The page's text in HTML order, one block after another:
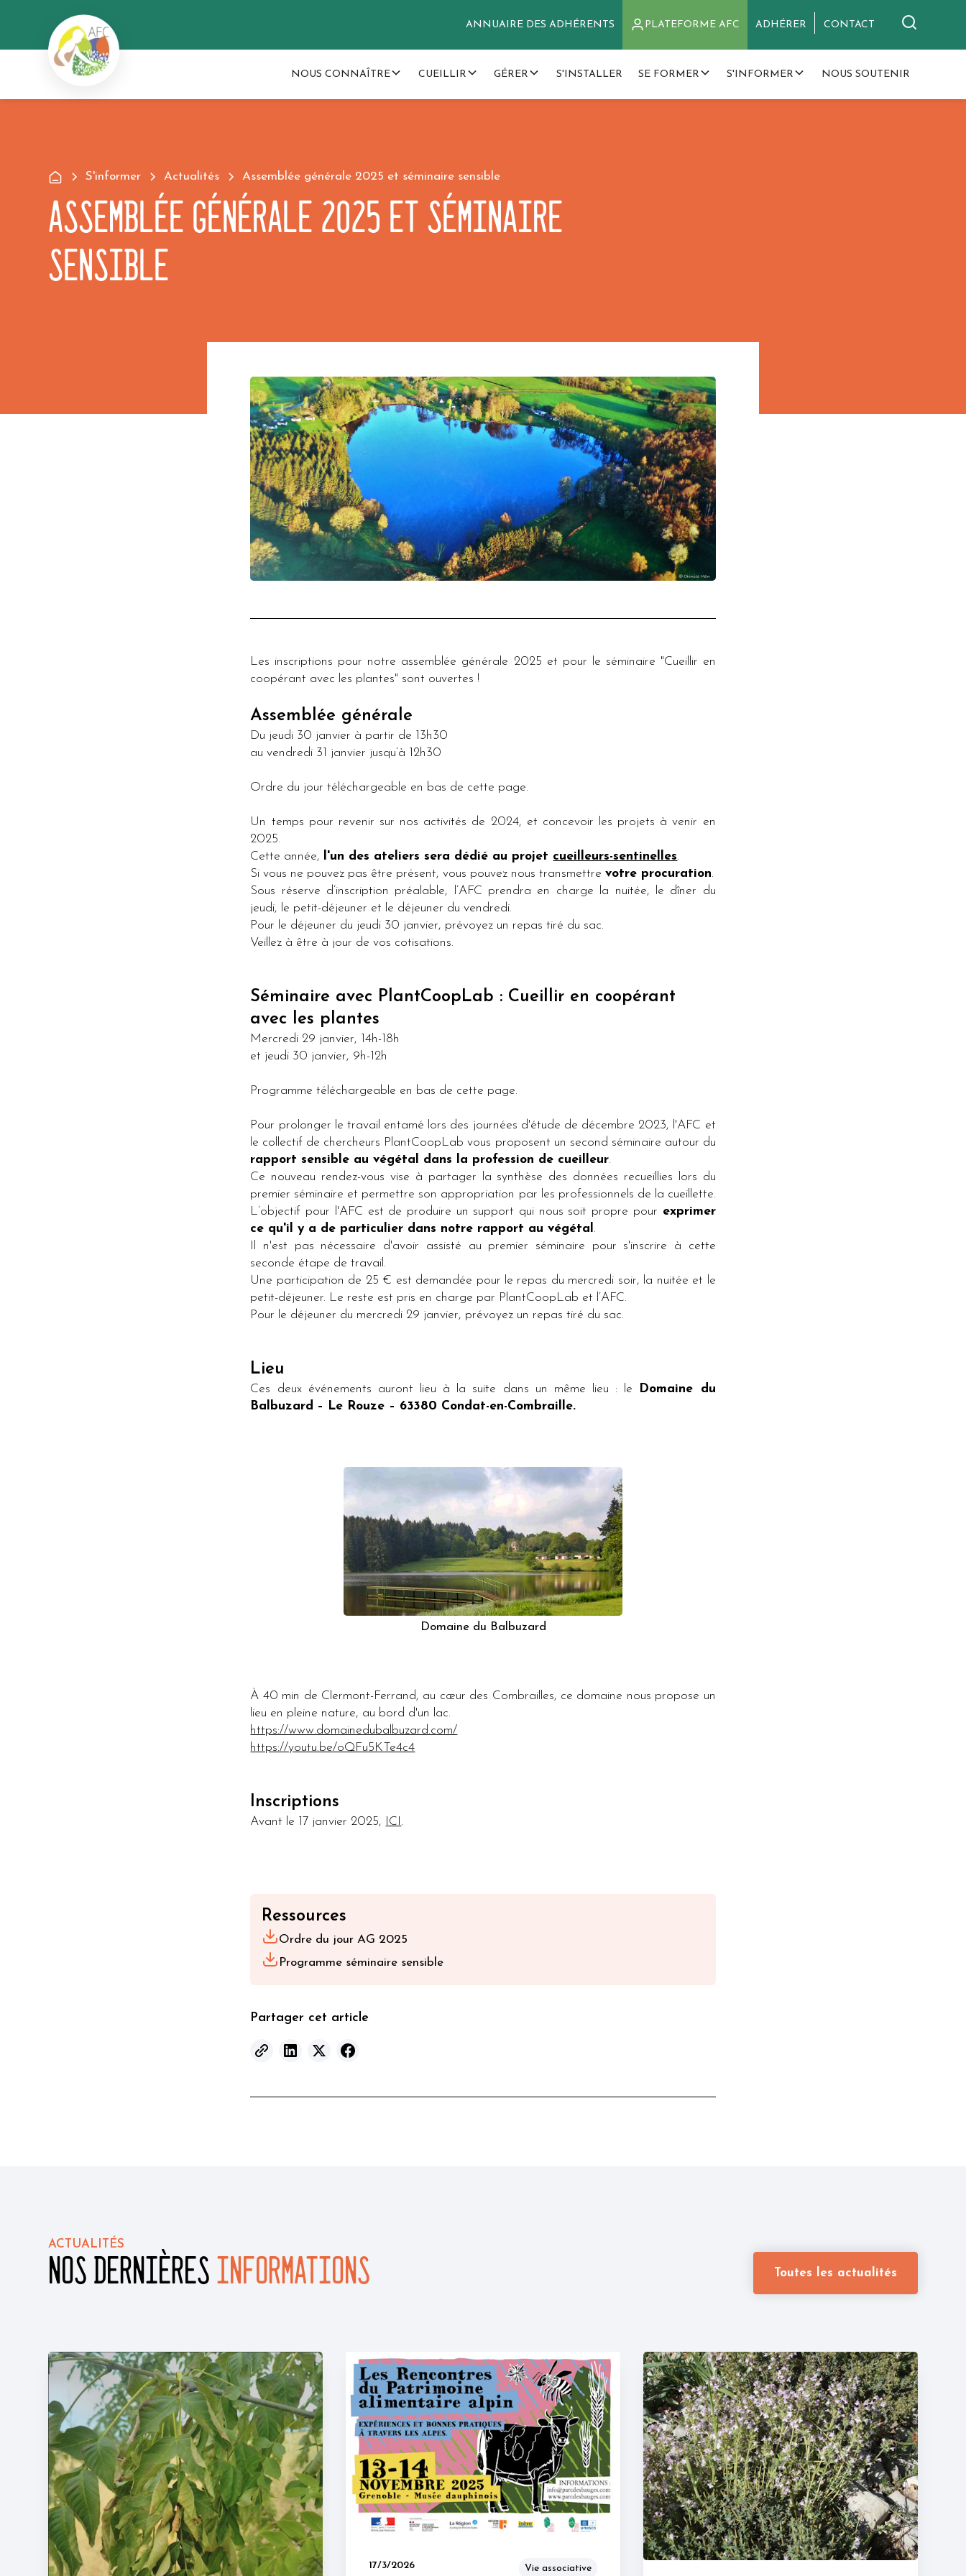
ANNUAIRE DES ADHÉRENTS PLATEFORME AFC ADHÉRER CONTACT
NOUS CONNAÎTRE CUEILLIR GÉRER S'INSTALLER SE FORMER S'INFORMER NOUS SOUTENIR
S'informer Actualités Assemblée générale 2025 et séminaire sensible
Assemblée générale 2025 et séminaire
sensible
Les inscriptions pour notre assemblée générale 2025 et pour le séminaire "Cueillir en
coopérant avec les plantes" sont ouvertes !
Assemblée générale
Du jeudi 30 janvier à partir de 13h30
au vendredi 31 janvier jusqu’à 12h30
Ordre du jour téléchargeable en bas de cette page.
Un temps pour revenir sur nos activités de 2024, et concevoir les projets à venir en
2025.
Cette année, l'un des ateliers sera dédié au projet cueilleurs-sentinelles.
Si vous ne pouvez pas être présent, vous pouvez nous transmettrevotre procuration.
Sous réserve d’inscription préalable, l’AFC prendra en charge la nuitée, le dîner du
jeudi, le petit-déjeuner et le déjeuner du vendredi.
Pour le déjeuner du jeudi 30 janvier, prévoyez un repas tiré du sac.
Veillez à être à jour de vos cotisations.
Séminaire avec PlantCoopLab : Cueillir en coopérant
avec les plantes
Mercredi 29 janvier, 14h-18h
et jeudi 30 janvier, 9h-12h
Programme téléchargeable en bas de cette page.
Pour prolonger le travail entamé lors des journées d'étude de décembre 2023, l'AFC et
le collectif de chercheurs PlantCoopLab vous proposent un second séminaire autour du
rapport sensible au végétal dans la profession de cueilleur.
Ce nouveau rendez-vous vise à partager la synthèse des données recueillies lors du
premier séminaire et permettre son appropriation par les professionnels de la cueillette.
L’objectif pour l'AFC est de produire un support qui nous soit propre pour exprimer
ce qu'il y a de particulier dans notre rapport au végétal.
Il n'est pas nécessaire d'avoir assisté au premier séminaire pour s'inscrire à cette
seconde étape de travail.
Une participation de 25 € est demandée pour le repas du mercredi soir, la nuitée et le
petit-déjeuner. Le reste est pris en charge par PlantCoopLab et l’AFC.
Pour le déjeuner du mercredi 29 janvier, prévoyez un repas tiré du sac.
Lieu
Ces deux événements auront lieu à la suite dans un même lieu : le Domaine du
Balbuzard – Le Rouze – 63380 Condat-en-Combraille.
Domaine du Balbuzard
À 40 min de Clermont-Ferrand, au cœur des Combrailles, ce domaine nous propose un
lieu en pleine nature, au bord d'un lac.
https://www.domainedubalbuzard.com/
https://youtu.be/oQFu5KTe4c4
Inscriptions
Avant le 17 janvier 2025, ICI.
Ressources
Ordre du jour AG 2025
Programme séminaire sensible
Partager cet article
ACTUALITÉS
Nos Dernières INFORMATIONS Toutes les actualités
17/3/2026 Vie associative